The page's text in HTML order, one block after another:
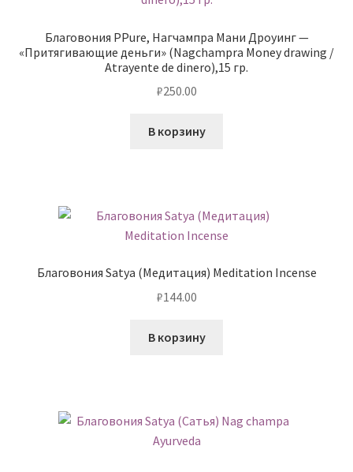
Благовония PPure, Нагчампра Мани Дроуинг —
«Притягивающие деньги» (Nagchampra Money drawing /
Atrayente de dinero),15 гр.
₽250.00
В корзину
Благовония Satya (Медитация) Meditation Incense
₽144.00
В корзину